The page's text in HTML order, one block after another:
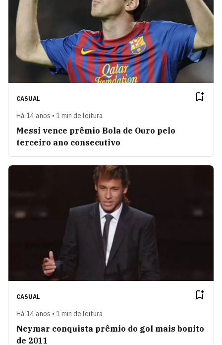
CASUAL
Há 14 anos • 1 min de leitura
Messi vence prêmio Bola de Ouro pelo
terceiro ano consecutivo
CASUAL
Há 14 anos • 1 min de leitura
Neymar conquista prêmio do gol mais bonito
de 2011